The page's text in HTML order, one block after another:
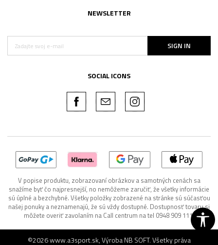
NEWSLETTER
SIGN IN
SOCIAL ICONS
V popise produktu, zobrazovaní obrázkov a samotných cenách sa
snažíme byť čo najpresnejší, no nemôžeme zaručiť, že všetky informácie
sú úplné a bezchybné. Všetky položky zobrazené na stránke sú súčasťou
našej ponuky a neznamenajú, že sú vždy dostupné. Dostupnosť tovaru si
môžete overiť zavolaním na Call centrum na tel 0948 909 111.
©2026www.a3sport.sk, VýrobaNB SOFT. Všetky práva